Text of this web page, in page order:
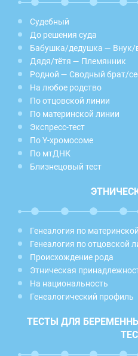
Судебный
До решения суда
Бабушка/дедушка — Внук/
Дядя/тётя — Племянник
Родной — Сводный брат/
На любое родство
По отцовской линии
По материнской линии
Экспресс-тест
По Y-хромосоме
По мтДНК
Близнецовый тест
Генеалогия по
Генеалогия по отцовской
Происхождение рода
Этническая
На национальность
Генеалогический профиль
ТЕСТЫ ДЛЯ